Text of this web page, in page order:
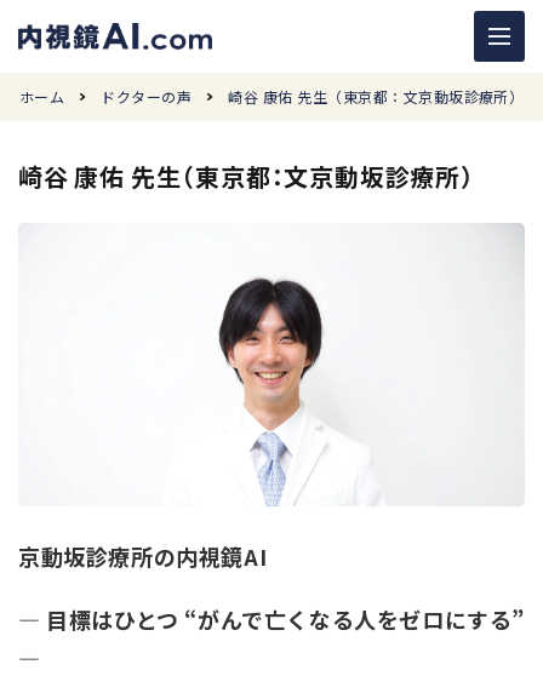
ホーム ドクターの声 崎谷 康佑 先生（東京都：文京動坂診療所）
崎谷 康佑 先生（東京都：文京動坂診療所）
京動坂診療所の内視鏡AI
― 目標はひとつ “がんで亡くなる人をゼロにする”
―